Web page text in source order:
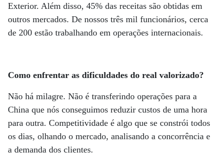
Exterior. Além disso, 45% das receitas são obtidas em
outros mercados. De nossos três mil funcionários, cerca
de 200 estão trabalhando em operações internacionais.
Como enfrentar as dificuldades do real valorizado?
Não há milagre. Não é transferindo operações para a
China que nós conseguimos reduzir custos de uma hora
para outra. Competitividade é algo que se constrói todos
os dias, olhando o mercado, analisando a concorrência e
a demanda dos clientes.